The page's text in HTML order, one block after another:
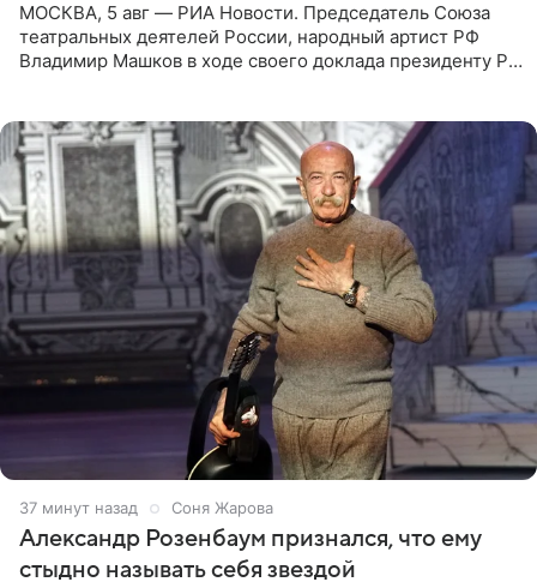
МОСКВА, 5 авг — РИА Новости. Председатель Союза
театральных деятелей России, народный артист РФ
Владимир Машков в ходе своего доклада президенту РФ
37 минут назад Соня Жарова
Александр Розенбаум признался, что ему
стыдно называть себя звездой